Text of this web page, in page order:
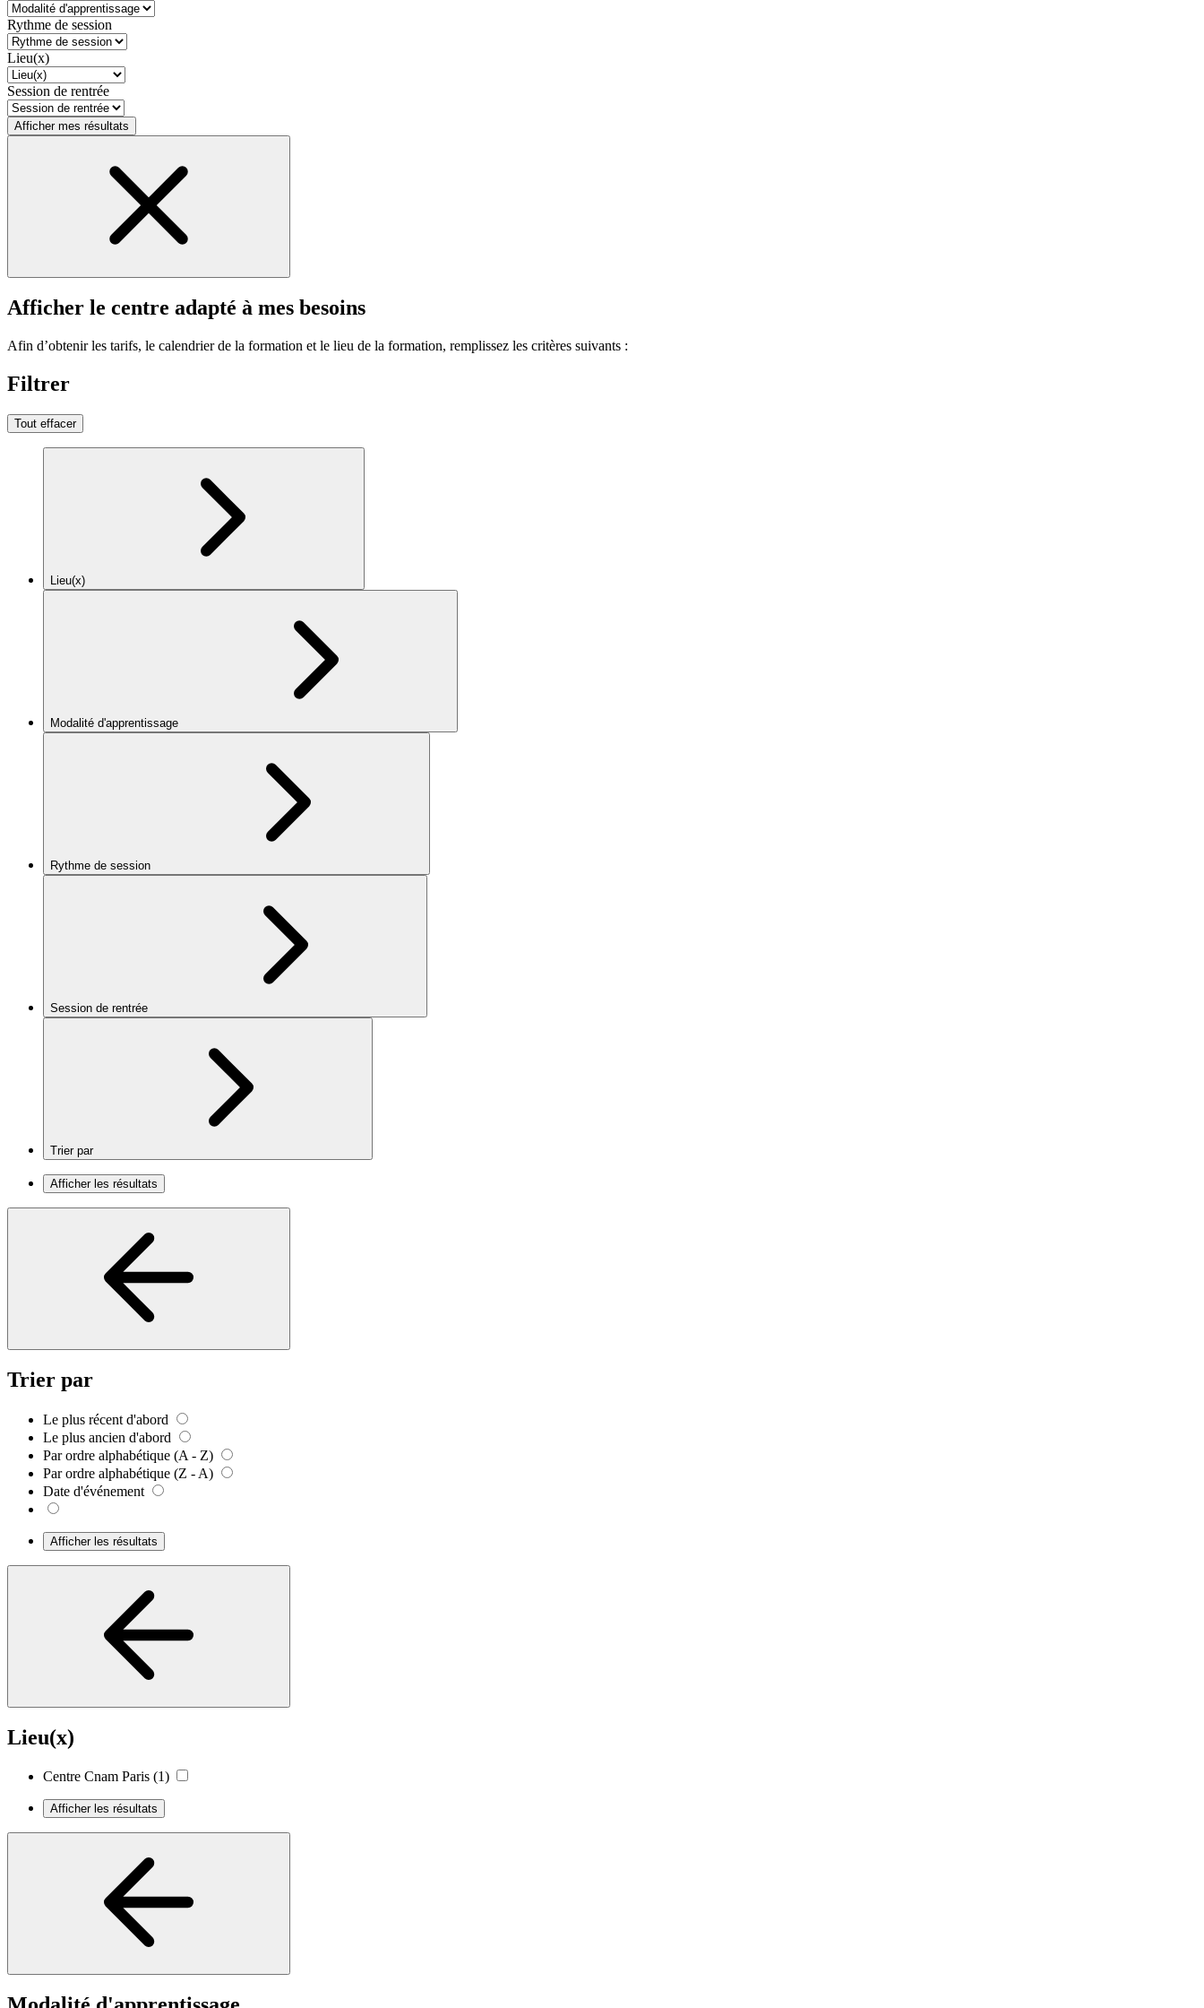
Rythme de session
Lieu(x)
Session de rentrée
Afficher mes résultats
Afficher le centre adapté à mes besoins
Afin d’obtenir les tarifs, le calendrier de la formation et le lieu de la formation, remplissez les critères suivants :
Filtrer
Tout effacer
Lieu(x)
Modalité d'apprentissage
Rythme de session
Session de rentrée
Trier par
Afficher les résultats
Trier par
Le plus récent d'abord
Le plus ancien d'abord
Par ordre alphabétique (A - Z)
Par ordre alphabétique (Z - A)
Date d'événement
Afficher les résultats
Lieu(x)
Centre Cnam Paris (1)
Afficher les résultats